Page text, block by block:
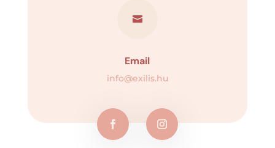

Email
info@exilis.hu